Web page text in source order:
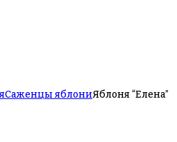
Саженцы яблониЯблоня “Елена”